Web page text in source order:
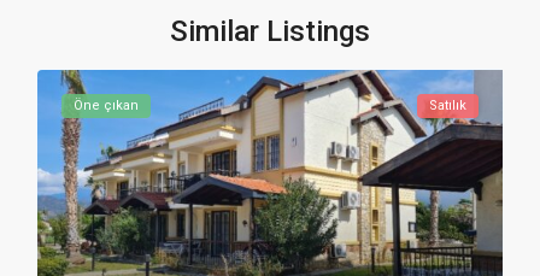
Similar Listings
Öne çıkan Satılık